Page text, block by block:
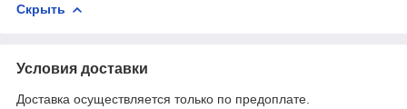
Скрыть
Условия доставки
Доставка осуществляется только по предоплате.